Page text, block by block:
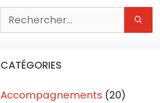
Rechercher :
CATÉGORIES
Accompagnements (20)